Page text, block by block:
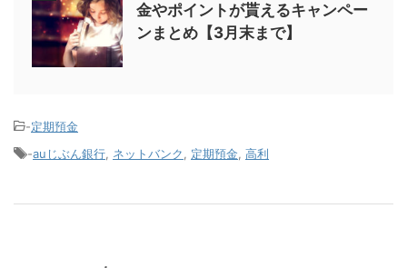
金やポイントが貰えるキャンペー
ンまとめ【3月末まで】
-定期預金
-auじぶん銀行, ネットバンク, 定期預金, 高利